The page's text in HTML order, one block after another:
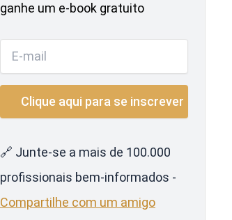
ganhe um e-book gratuito
🔗 Junte-se a mais de 100.000
profissionais bem-informados -
Compartilhe com um amigo